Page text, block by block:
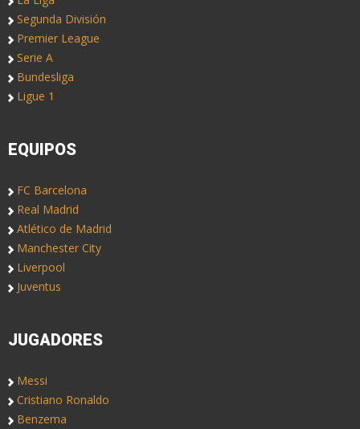
Segunda División
Premier League
Serie A
Bundesliga
Ligue 1
EQUIPOS
FC Barcelona
Real Madrid
Atlético de Madrid
Manchester City
Liverpool
Juventus
JUGADORES
Messi
Cristiano Ronaldo
Benzema